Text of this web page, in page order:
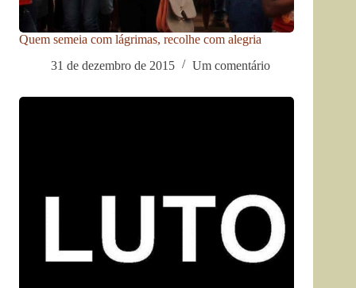
Quem semeia com lágrimas, recolhe com alegria
31 de dezembro de 2015
Um comentário